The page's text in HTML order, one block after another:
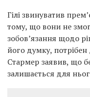
Гілі звинуватив
тому, що вони не
зобов’язання щодо
його думку, потрібен
Стармер заявив, що
залишається для